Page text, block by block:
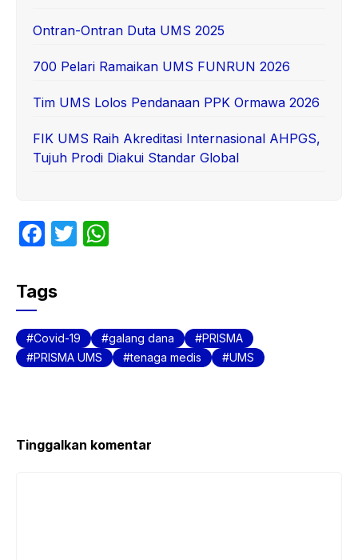
Ontran-Ontran Duta UMS 2025
700 Pelari Ramaikan UMS FUNRUN 2026
Tim UMS Lolos Pendanaan PPK Ormawa 2026
FIK UMS Raih Akreditasi Internasional AHPGS,
Tujuh Prodi Diakui Standar Global
F
c
e
b
o
T
A
p
Tags
Covid-19 galang dana
PRISMA
PRISMA UMS
tenaga medis UMS
Tinggalkan komentar